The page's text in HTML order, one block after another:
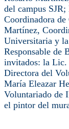
del campus
Coordinadora
Martínez,
Universitaria y
Responsable de
invitados: la Lic.
Directora del
María Eleazar
Voluntariado de
el pintor del